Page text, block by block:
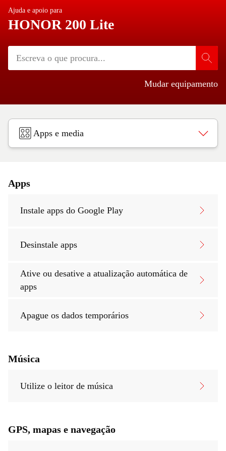
Ajuda e apoio para
HONOR 200 Lite
Mudar equipamento
Apps e media
Apps
Instale apps do Google Play
Desinstale apps
Ative ou desative a atualização automática de
apps
Apague os dados temporários
Música
Utilize o leitor de música
GPS, mapas e navegação